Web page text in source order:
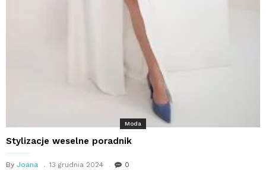
Moda
Stylizacje weselne poradnik
By Joana 13 grudnia 2024 0